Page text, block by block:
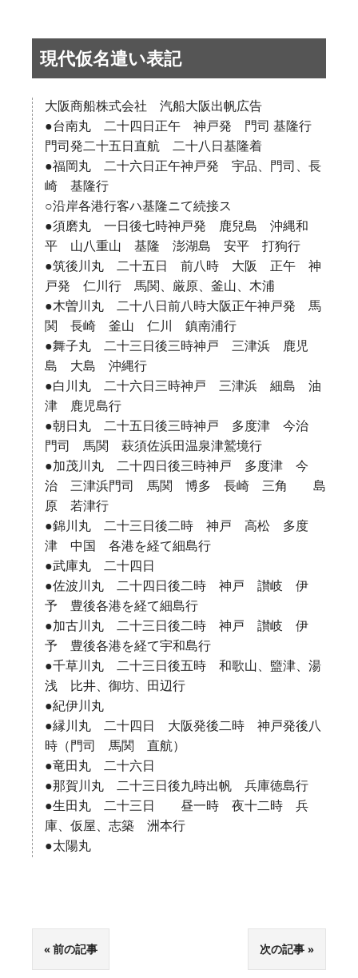
現代仮名遣い表記
大阪商船株式会社 汽船大阪出帆広告
●台南丸 二十四日正午 神戸発 門司 基隆行
門司発二十五日直航 二十八日基隆着
●福岡丸 二十六日正午神戸発 宇品、門司、長
崎 基隆行
○沿岸各港行客ハ基隆ニて続接ス
●須磨丸 一日後七時神戸発 鹿兒島 沖縄和
平 山八重山 基隆 澎湖島 安平 打狗行
●筑後川丸 二十五日 前八時 大阪 正午 神
戸発 仁川行 馬関、厳原、釜山、木浦
●木曽川丸 二十八日前八時大阪正午神戸発 馬
関 長崎 釜山 仁川 鎮南浦行
●舞子丸 二十三日後三時神戸 三津浜 鹿児
島 大島 沖縄行
●白川丸 二十六日三時神戸 三津浜 細島 油
津 鹿児島行
●朝日丸 二十五日後三時神戸 多度津 今治
門司 馬関 萩須佐浜田温泉津鷲境行
●加茂川丸 二十四日後三時神戸 多度津 今
治 三津浜門司 馬関 博多 長崎 三角 島
原 若津行
●錦川丸 二十三日後二時 神戸 高松 多度
津 中国 各港を経て細島行
●武庫丸 二十四日
●佐波川丸 二十四日後二時 神戸 讃岐 伊
予 豊後各港を経て細島行
●加古川丸 二十三日後二時 神戸 讃岐 伊
予 豊後各港を経て宇和島行
●千草川丸 二十三日後五時 和歌山、盬津、湯
浅 比井、御坊、田辺行
●紀伊川丸
●縁川丸 二十四日 大阪発後二時 神戸発後八
時（門司 馬関 直航）
●竜田丸 二十六日
●那賀川丸 二十三日後九時出帆 兵庫徳島行
●生田丸 二十三日 昼一時 夜十二時 兵
庫、仮屋、志築 洲本行
●太陽丸
前の記事 次の記事